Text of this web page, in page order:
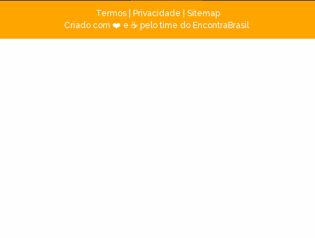
Termos| Privacidade
Sitemap
Criado com ❤️ e ☕ pelo time do EncontraBrasil